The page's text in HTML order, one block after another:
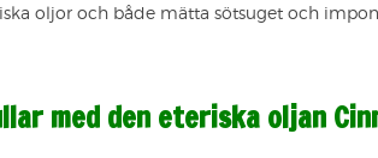
oljor och både mätta sötsuget och
med den eteriska oljan